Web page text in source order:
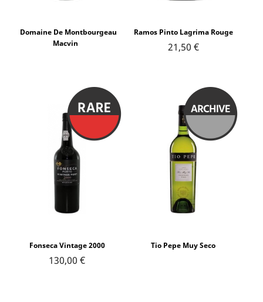
Domaine De Montbourgeau
Macvin
Ramos Pinto Lagrima Rouge
21,50 €
Fonseca Vintage 2000
130,00 €
Tio Pepe Muy Seco